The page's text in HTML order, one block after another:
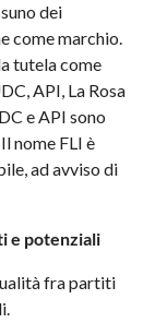
dei
come marchio.
tutela come
API, La Rosa
e API sono
nome FLI è
ad avviso di
e potenziali
fra partiti